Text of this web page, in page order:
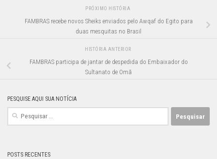
PRÓXIMO HISTÓRIA
FAMBRAS recebe novos Sheiks enviados pelo Awqaf do Egito para
duas mesquitas no Brasil
HISTÓRIA ANTERIOR
FAMBRAS participa de jantar de despedida do Embaixador do
Sultanato de Omã
PESQUISE AQUI SUA NOTÍCIA
Pesquisar
POSTS RECENTES